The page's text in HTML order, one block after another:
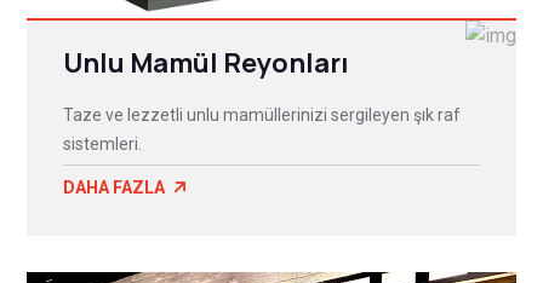
Unlu Mamül Reyonları
Taze ve lezzetli unlu mamüllerinizi sergileyen şık raf
sistemleri.
DAHA FAZLA